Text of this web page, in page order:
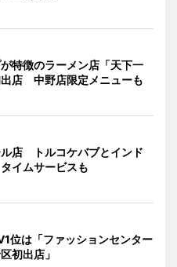
特徴のラーメン店「天下一
店 中野店限定メニューも
店 トルコケバブとインド
イムサービスも
位は「ファッションセンター
初出店」